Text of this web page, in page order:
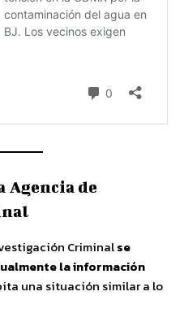
Agencia de
Criminalse
la información
una situación similar a lo